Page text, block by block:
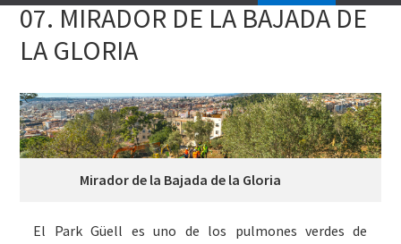
07. MIRADOR DE LA BAJADA DE
LA GLORIA
Mirador de la Bajada de la Gloria
El Park Güell es uno de los pulmones verdes de